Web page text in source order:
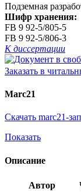
Подземная
Шифр хранения:
FB 9 92-5/805-5
FB 9 92-5/806-3
К диссертации
Заказать в
Marc21
Скачать marc21-
Показать
Описание
Автор